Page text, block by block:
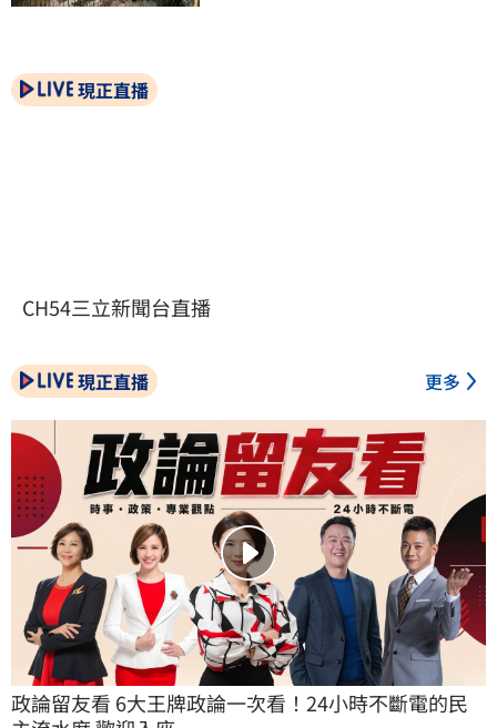
現正直播
CH54三立新聞台直播
現正直播 更多
政論留友看 6大王牌政論一次看！24小時不斷電的民